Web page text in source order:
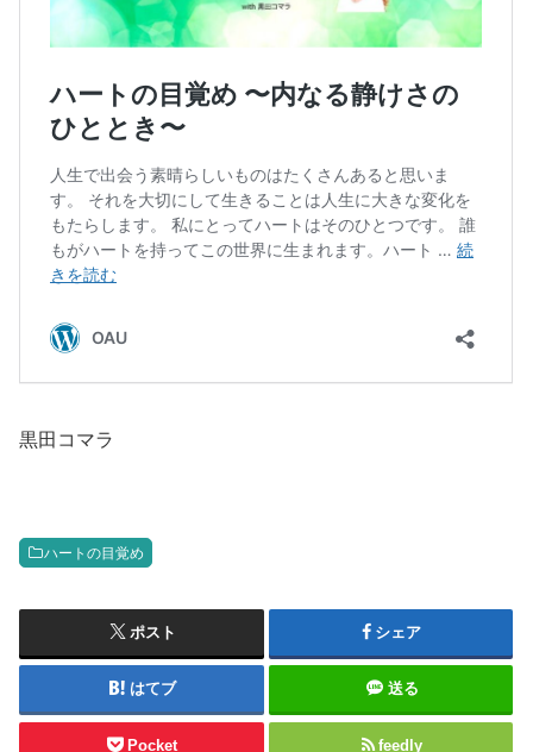
黒田コマラ
ハートの目覚め
ポスト シェア
はてブ 送る
Pocket feedly